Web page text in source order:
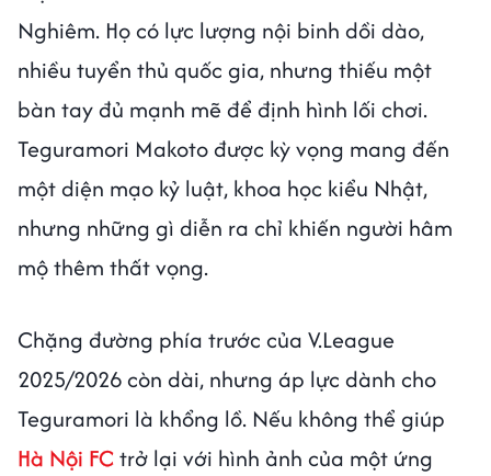
Nghiêm. Họ có lực lượng nội binh dồi dào,
nhiều tuyển thủ quốc gia, nhưng thiếu một
bàn tay đủ mạnh mẽ để định hình lối chơi.
Teguramori Makoto được kỳ vọng mang đến
một diện mạo kỷ luật, khoa học kiểu Nhật,
nhưng những gì diễn ra chỉ khiến người hâm
mộ thêm thất vọng.
Chặng đường phía trước của V.League
2025/2026 còn dài, nhưng áp lực dành cho
Teguramori là khổng lồ. Nếu không thể giúp
Hà Nội FCtrở lại với hình ảnh của một ứng